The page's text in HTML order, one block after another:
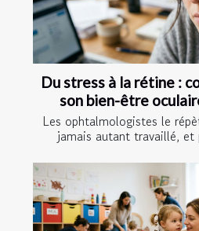
Du stress à la rétine :
son bien-être
Les ophtalmologistes le
jamais autant travaillé, et